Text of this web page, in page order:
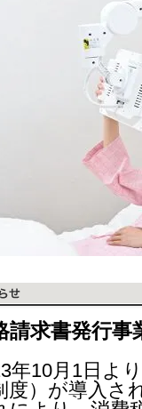
請求書発行事
年10月1日よ
度）が導入さ